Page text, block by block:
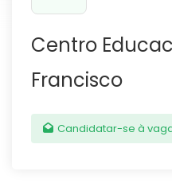
Centro
Francisco
Candidatar-se à